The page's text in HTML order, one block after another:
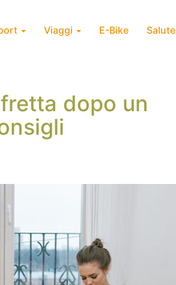
Viaggi E-Bike Salute
dopo un